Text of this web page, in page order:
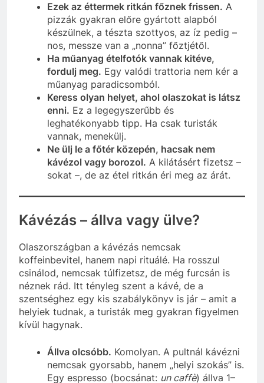
Ezek az éttermek ritkán főznek frissen. A
pizzák gyakran előre gyártott alapból
készülnek, a tészta szottyos, az íz pedig –
nos, messze van a „nonna” főztjétől.
Ha műanyag ételfotók vannak kitéve,
fordulj meg. Egy valódi trattoria nem kér a
műanyag paradicsomból.
Keress olyan helyet, ahol olaszokat is látsz
enni. Ez a legegyszerűbb és
leghatékonyabb tipp. Ha csak turisták
vannak, menekülj.
Ne ülj le a főtér közepén, hacsak nem
kávézol vagy borozol. A kilátásért fizetsz –
sokat –, de az étel ritkán éri meg az árát.
Kávézás – állva vagy ülve?
Olaszországban a kávézás nemcsak
koffeinbevitel, hanem napi rituálé. Ha rosszul
csinálod, nemcsak túlfizetsz, de még furcsán is
néznek rád. Itt tényleg szent a kávé, de a
szentséghez egy kis szabálykönyv is jár – amit a
helyiek tudnak, a turisták meg gyakran figyelmen
kívül hagynak.
Állva olcsóbb. Komolyan. A pultnál kávézni
nemcsak gyorsabb, hanem „helyi szokás” is.
Egy espresso (bocsánat: un caffè) állva 1–